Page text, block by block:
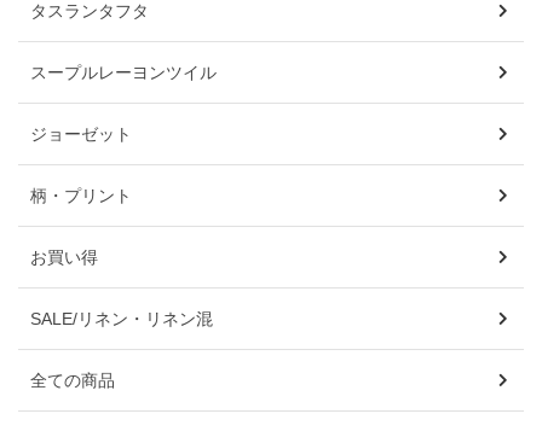
タスランタフタ
スープルレーヨンツイル
ジョーゼット
柄・プリント
お買い得
SALE/リネン・リネン混
全ての商品